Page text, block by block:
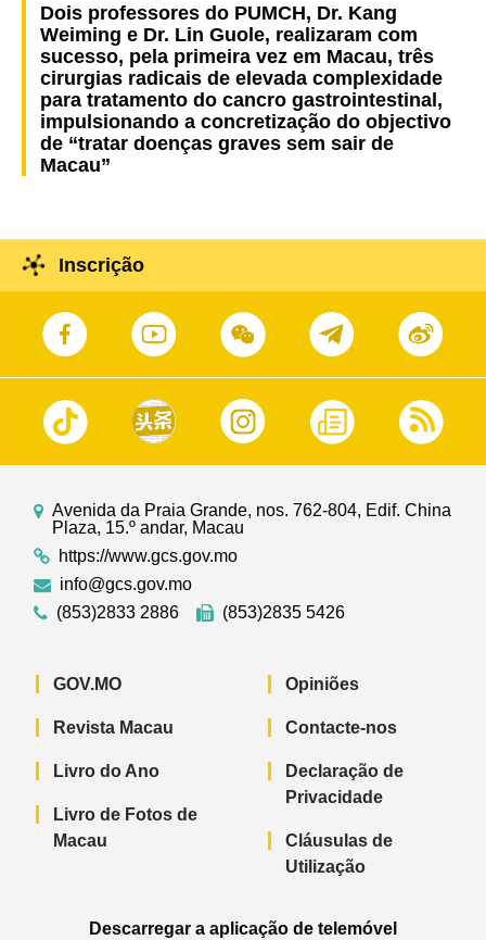
Dois professores do PUMCH, Dr. Kang
Weiming e Dr. Lin Guole, realizaram com
sucesso, pela primeira vez em Macau, três
cirurgias radicais de elevada complexidade
para tratamento do cancro gastrointestinal,
impulsionando a concretização do objectivo
de “tratar doenças graves sem sair de
Macau”
Inscrição
Avenida da Praia Grande, nos. 762-804, Edif. China
Plaza, 15.º andar, Macau
https://www.gcs.gov.mo
info@gcs.gov.mo
(853)2833 2886
(853)2835 5426
GOV.MO
Revista Macau
Livro do Ano
Livro de Fotos de
Macau
Opiniões
Contacte-nos
Declaração de
Privacidade
Cláusulas de
Utilização
Descarregar a aplicação de telemóvel